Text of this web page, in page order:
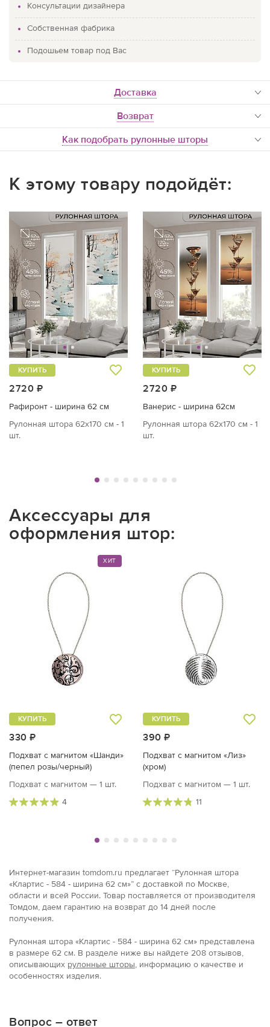
Консультации дизайнера
Собственная фабрика
Подошьем товар под Вас
доставка
Возврат
Как подобрать рулонные шторы
К этому товару подойдёт:
2720 ₽
КУПИТЬ
Рафиронт - ширина 62 см
Рулонная штора 62х170 см - 1
шт.
2720 ₽
КУПИТЬ
Ванерис - ширина 62см
Рулонная штора 62х170 см - 1
шт.
Аксессуары для
оформления штор:
ХИТ
330 ₽
КУПИТЬ
Подхват с магнитом «Шанди»
(пепел розы/черный)
Подхват с магнитом — 1 шт.
4
390 ₽
КУПИТЬ
Подхват с магнитом «Лиз»
(хром)
Подхват с магнитом — 1 шт.
11
Интернет-магазин tomdom.ru предлагает “Рулонная штора
«Клартис - 584 - ширина 62 см»” с доставкой по Москве,
области и всей России. Товар поставляется от производителя
Томдом, даем гарантию на возврат до 14 дней после
получения.
Рулонная штора «Клартис - 584 - ширина 62 см» представлена
в размерe 62 см. В разделе ниже вы найдете 208 отзывов,
описывающих рулонные шторы, информацию о качестве и
особенностях изделия.
Вопрос – ответ